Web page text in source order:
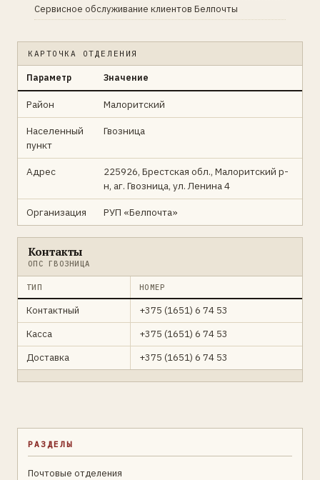
Сервисное обслуживание клиентов Белпочты
КАРТОЧКА ОТДЕЛЕНИЯ
Параметр Значение
Район Малоритский
Населенный
пункт
Гвозница
Адрес
225926, Брестская обл., Малоритский р-
н, аг. Гвозница, ул. Ленина 4
Организация РУП «Белпочта»
Контакты
ОПС ГВОЗНИЦА
ТИП НОМЕР
Контактный
+375 (1651) 6 74 53
Касса
+375 (1651) 6 74 53
Доставка
+375 (1651) 6 74 53
РАЗДЕЛЫ
Почтовые отделения